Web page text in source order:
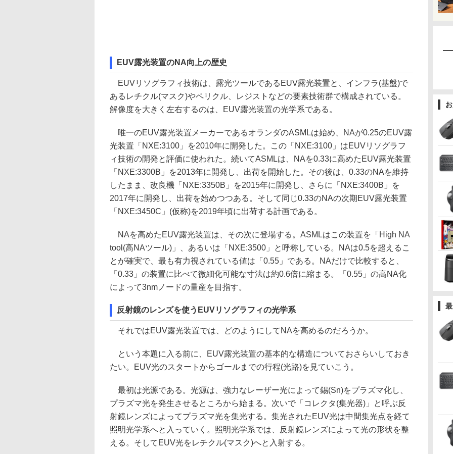
EUV露光装置のNA向上の歴史
EUVリソグラフィ技術は、露光ツールであるEUV露光装置と、インフラ(基盤)で
あるレチクル(マスク)やペリクル、レジストなどの要素技術群で構成されている。
解像度を大きく左右するのは、EUV露光装置の光学系である。
唯一のEUV露光装置メーカーであるオランダのASMLは始め、NAが0.25のEUV露
光装置「NXE:3100」を2010年に開発した。この「NXE:3100」はEUVリソグラフ
ィ技術の開発と評価に使われた。続いてASMLは、NAを0.33に高めたEUV露光装置
「NXE:3300B」を2013年に開発し、出荷を開始した。その後は、0.33のNAを維持
したまま、改良機「NXE:3350B」を2015年に開発し、さらに「NXE:3400B」を
2017年に開発し、出荷を始めつつある。そして同じ0.33のNAの次期EUV露光装置
「NXE:3450C」(仮称)を2019年頃に出荷する計画である。
NAを高めたEUV露光装置は、その次に登場する。ASMLはこの装置を「High NA
tool(高NAツール)」、あるいは「NXE:3500」と呼称している。NAは0.5を超えるこ
とが確実で、最も有力視されている値は「0.55」である。NAだけで比較すると、
「0.33」の装置に比べて微細化可能な寸法は約0.6倍に縮まる。「0.55」の高NA化
によって3nmノードの量産を目指す。
反射鏡のレンズを使うEUVリソグラフィの光学系
それではEUV露光装置では、どのようにしてNAを高めるのだろうか。
という本題に入る前に、EUV露光装置の基本的な構造についておさらいしておき
たい。EUV光のスタートからゴールまでの行程(光路)を見ていこう。
最初は光源である。光源は、強力なレーザー光によって錫(Sn)をプラズマ化し、
プラズマ光を発生させるところから始まる。次いで「コレクタ(集光器)」と呼ぶ反
射鏡レンズによってプラズマ光を集光する。集光されたEUV光は中間集光点を経て
照明光学系へと入っていく。照明光学系では、反射鏡レンズによって光の形状を整
える。そしてEUV光をレチクル(マスク)へと入射する。